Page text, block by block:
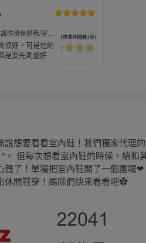
防滑休閒鞋/室內
很好，可是他的
是要先測量好
說想要看看室內鞋！我們獨家代理
聲了！單獨把室內鞋開了一個團囉
休閒鞋穿！媽咪們快來看看吧✿